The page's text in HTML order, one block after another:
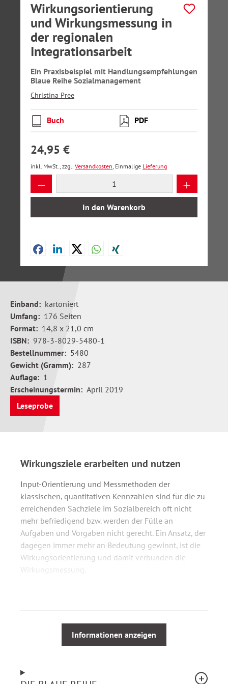
Wirkungsorientierung
und Wirkungsmessung in
der regionalen
Integrationsarbeit
Ein Praxisbeispiel mit Handlungsempfehlungen
Blaue Reihe Sozialmanagement
Christina Pree
Buch PDF
24,95 €
inkl. MwSt., zzgl. Versandkosten, Einmalige Lieferung
Produkt Anzahl: Gib den gewünschten
In den Warenkorb
Einband: kartoniert
Umfang: 176 Seiten
Format: 14,8 x 21,0 cm
ISBN: 978-3-8029-5480-1
Bestellnummer: 5480
Gewicht (Gramm): 287
Auflage: 1
Erscheinungstermin: April 2019
Leseprobe
Wirkungsziele erarbeiten und nutzen
Input-Orientierung und Messmethoden der
klassischen, quantitativen Kennzahlen sind für die zu
erreichenden Sachziele im Sozialbereich oft nicht
mehr befriedigend bzw. werden der Fülle an
Aufgaben und Vorgaben nicht gerecht. Ein Ansatz, der
dagegen immer mehr an Bedeutung gewinnt, ist die
Wirkungsorientierung und damit verbunden die
Wirkungsmessung.
Integrationsarbeitanhand des österreichischen
Projekts „Regionales Kompetenzzentrum für
Integration und Diversität (ReKI)“
Wirkungszielen zum Organisationsalltag werden
Informationen anzeigen